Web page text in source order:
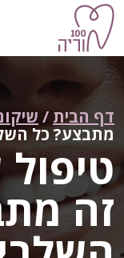
לדלג לתוכן
ניווט
דף הבית /
מתבצע? כל
זה